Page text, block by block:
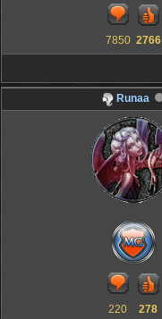
7850 2766
Runaa
220 278